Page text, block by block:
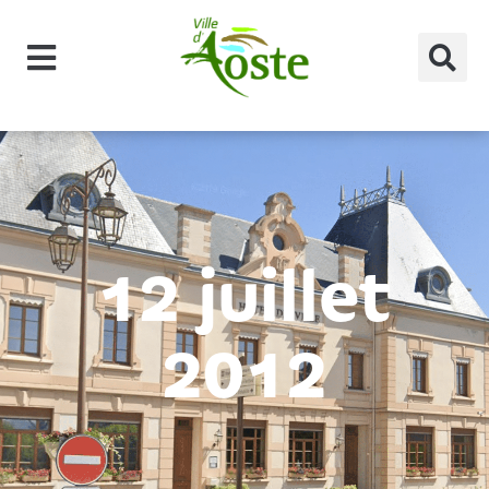
12 juillet
2012